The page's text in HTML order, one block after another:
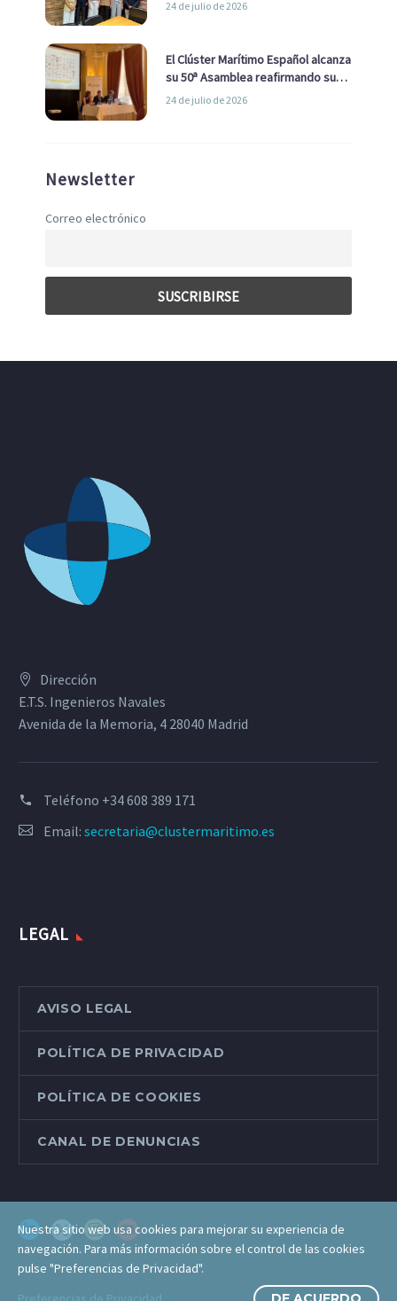
24 de julio de 2026
El Clúster Marítimo Español alcanza
su 50ª Asamblea reafirmando su
liderazgo en la Economía Azul
24 de julio de 2026
Newsletter
Correo electrónico
Dirección
E.T.S. Ingenieros Navales
Avenida de la Memoria, 4 28040 Madrid
Teléfono +34 608 389 171
Email: secretaria@clustermaritimo.es
LEGAL
AVISO LEGAL
POLÍTICA DE PRIVACIDAD
POLÍTICA DE COOKIES
CANAL DE DENUNCIAS
Nuestra sitio web usa cookies para mejorar su experiencia de
navegación. Para más información sobre el control de las cookies
pulse "Preferencias de Privacidad".